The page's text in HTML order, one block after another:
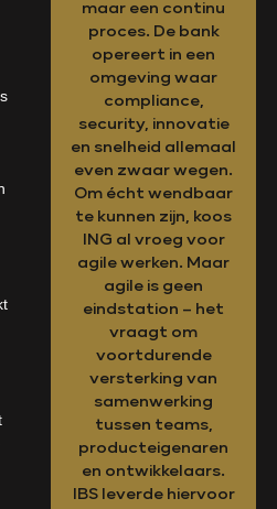
maar een continu
proces. De bank
opereert in een
omgeving waar
compliance,
security, innovatie
en snelheid allemaal
even zwaar wegen.
Om écht wendbaar
te kunnen zijn, koos
ING al vroeg voor
agile werken. Maar
agile is geen
eindstation – het
vraagt om
voortdurende
versterking van
samenwerking
tussen teams,
producteigenaren
en ontwikkelaars.
IBS leverde hiervoor